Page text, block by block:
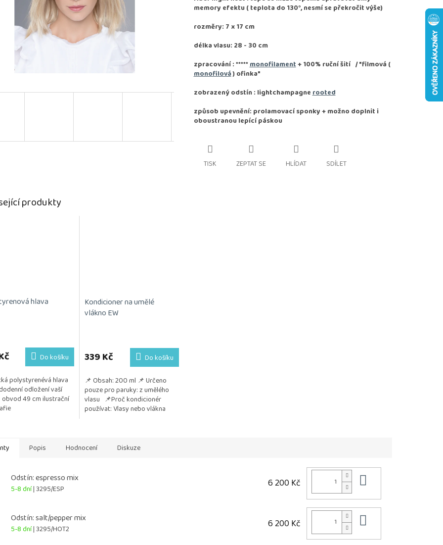
memory efektu ( teplota do 130°, nesmí se překročit výše)
rozměry: 7 x 17 cm
délka vlasu: 28 - 30 cm
zpracování :*****monofilament+ 100% ruční šití / "filmová (
monofilová) ofinka"
zobrazený odstín : lightchampagnerooted
způsob upevnění: prolamovací sponky + možno doplnit i
oboustranou lepící páskou
TISK ZEPTAT SE HLÍDAT SDÍLET
produkty
hlava
Do košíku
polystyrenévá hlava
odložení vaší
obvod 49 cm ilustrační
Kondicioner na umělé
vlákno EW
339 Kč Do košíku
📌 Obsah: 200 ml 📌 Určeno
pouze pro paruky: z umělého
vlasu 📌Proč kondicionér
používat: Vlasy nebo vlákna
Popis Hodnocení Diskuze
Odstín: espresso mix
5-8 dní| 3295/ESP 6 200 Kč
Odstín: salt/pepper mix
5-8 dní| 3295/HOT2 6 200 Kč